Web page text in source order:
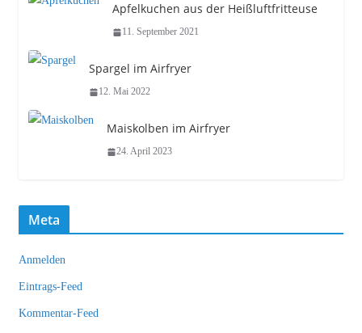
Apfelkuchen aus der Heißluftfritteuse
11. September 2021
Spargel im Airfryer
12. Mai 2022
Maiskolben im Airfryer
24. April 2023
Meta
Anmelden
Eintrags-Feed
Kommentar-Feed